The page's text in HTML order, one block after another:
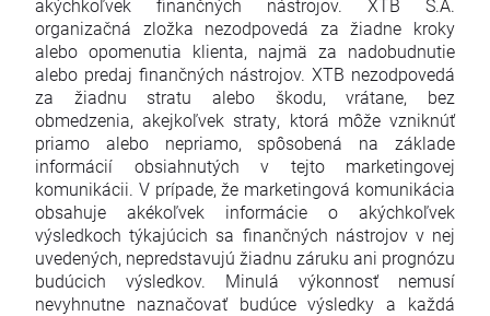
akýchkoľvek finančných nástrojov. XTB S.A.
organizačná zložka nezodpovedá za žiadne kroky
alebo opomenutia klienta, najmä za nadobudnutie
alebo predaj finančných nástrojov. XTB nezodpovedá
za žiadnu stratu alebo škodu, vrátane, bez
obmedzenia, akejkoľvek straty, ktorá môže vzniknúť
priamo alebo nepriamo, spôsobená na základe
informácií obsiahnutých v tejto marketingovej
komunikácii. V prípade, že marketingová komunikácia
obsahuje akékoľvek informácie o akýchkoľvek
výsledkoch týkajúcich sa finančných nástrojov v nej
uvedených, nepredstavujú žiadnu záruku ani prognózu
budúcich výsledkov. Minulá výkonnosť nemusí
nevyhnutne naznačovať budúce výsledky a každá